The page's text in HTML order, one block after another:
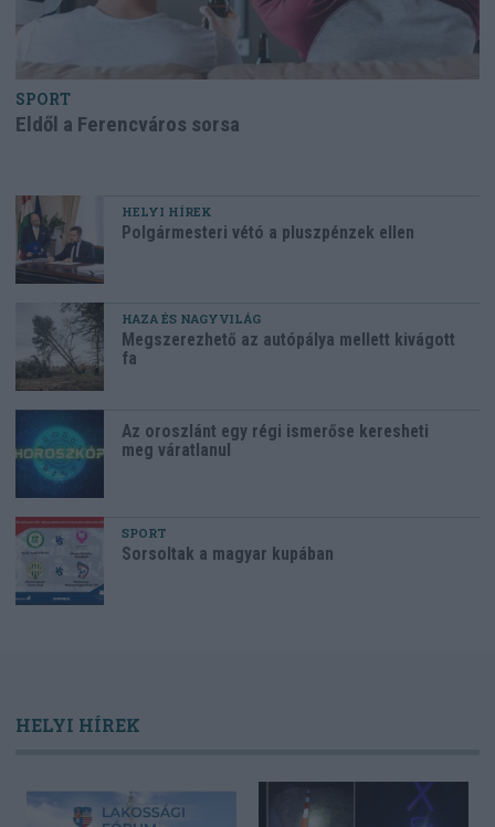
SPORT
Eldől a Ferencváros sorsa
HELYI HÍREK
Polgármesteri vétó a pluszpénzek ellen
HAZA ÉS NAGYVILÁG
Megszerezhető az autópálya mellett kivágott
fa
Az oroszlánt egy régi ismerőse keresheti
meg váratlanul
SPORT
Sorsoltak a magyar kupában
HELYI HÍREK